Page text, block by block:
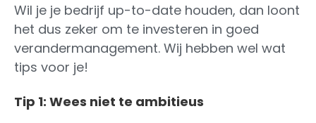
Wil je je bedrijf up-to-date houden, dan loont
het dus zeker om te investeren in goed
verandermanagement. Wij hebben wel wat
tips voor je!
Tip 1: Wees niet te ambitieus